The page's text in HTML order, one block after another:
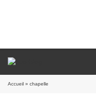
Accueil » chapelle